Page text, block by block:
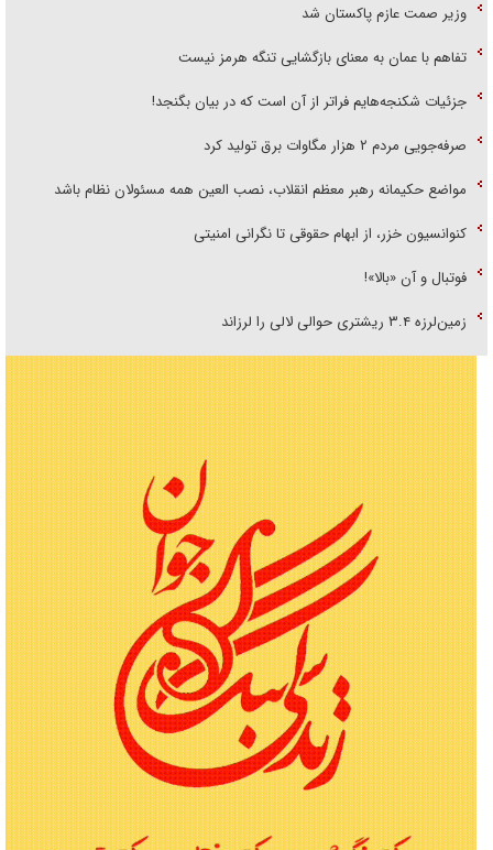
وزیر صمت عازم پاکستان شد
تفاهم با عمان به معنای بازگشایی تنگه هرمز نیست
جزئیات شکنجه‌هایم فراتر از آن است که در بیان بگنجد!
صرفه‌جویی مردم ۲ هزار مگاوات برق تولید کرد
مواضع حکیمانه رهبر معظم انقلاب، نصب العین همه مسئولان نظام باشد
کنوانسیون خزر، از ابهام حقوقی تا نگرانی امنیتی
فوتبال و آن «بالا»!
زمین‌لرزه ۳.۴ ریشتری حوالی لالی را لرزاند